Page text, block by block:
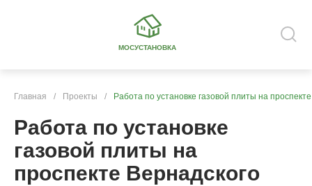
МОСУСТАНОВКА
Главная / Проекты / Работа по установке газовой плиты на
Работа по установке
газовой плиты на
проспекте Вернадского